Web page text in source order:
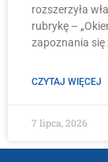
rozszerzyła
rubrykę –
zapoznania się
CZYTAJ WIĘCEJ
7 lipca, 2026